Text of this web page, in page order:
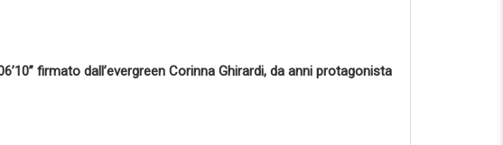
firmato dall’evergreen Corinna Ghirardi, da anni protagonista